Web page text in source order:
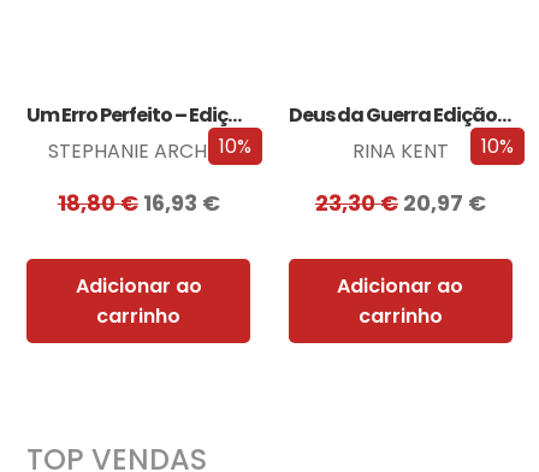
10%
Um Erro Perfeito – Edição com EDGES
STEPHANIE ARCHER
18,80€ 16,93 €
Adicionar ao
carrinho
10%
Deus da Guerra Edição com EDGES
RINA KENT
23,30€ 20,97 €
Adicionar ao
carrinho
TOP VENDAS